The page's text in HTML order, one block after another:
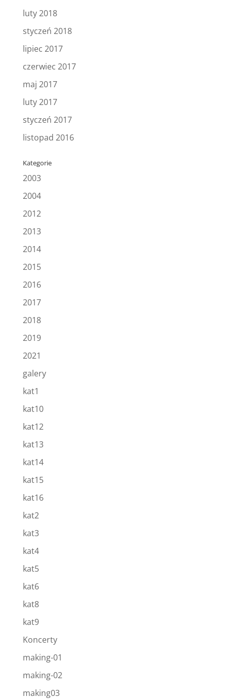
luty 2018
styczeń 2018
lipiec 2017
czerwiec 2017
maj 2017
luty 2017
styczeń 2017
listopad 2016
Kategorie
2003
2004
2012
2013
2014
2015
2016
2017
2018
2019
2021
galery
kat1
kat10
kat12
kat13
kat14
kat15
kat16
kat2
kat3
kat4
kat5
kat6
kat8
kat9
Koncerty
making-01
making-02
making03